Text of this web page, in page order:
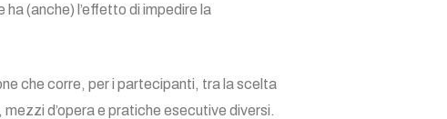
(anche) l’effetto di impedire la
che corre, per i partecipanti, tra la scelta
d’opera e pratiche esecutive diversi.